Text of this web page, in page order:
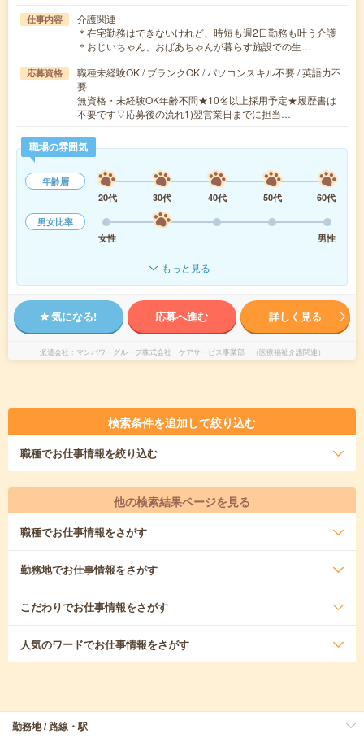
仕事内容
介護関連
＊在宅勤務はできないけれど、時短も週2日勤務も叶う介護
＊おじいちゃん、おばあちゃんが暮らす施設での生…
応募資格
職種未経験OK / ブランクOK / パソコンスキル不要 / 英語力不
要
無資格・未経験OK年齢不問★10名以上採用予定★履歴書は
不要です▽応募後の流れ1)翌営業日までに担当…
職場の雰囲気
年齢層
20代
30代 40代 50代
60代
男女比率
女性
男性
もっと見る
気になる! 応募へ進む 詳しく見る
派遣会社 マンパワーグループ株式会社 ケアサービス事業部 （医療福祉介護関連）
検索条件を追加して絞り込む
職種でお仕事情報を絞り込む
他の検索結果ページを見る
職種でお仕事情報をさがす
勤務地でお仕事情報をさがす
こだわりでお仕事情報をさがす
人気のワードでお仕事情報をさがす
勤務地 / 路線・駅